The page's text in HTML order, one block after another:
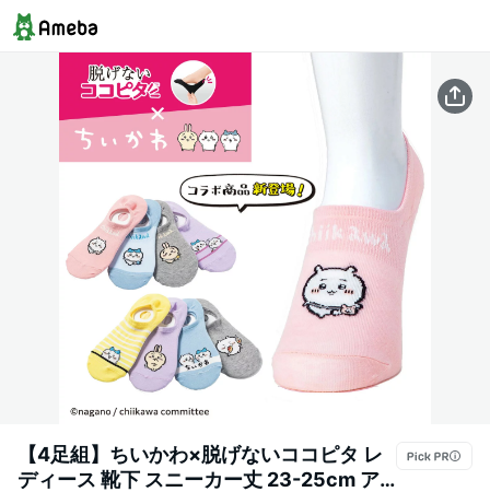
【4足組】ちいかわ×脱げないココピタ レ
ディース 靴下 スニーカー丈 23-25cm ア